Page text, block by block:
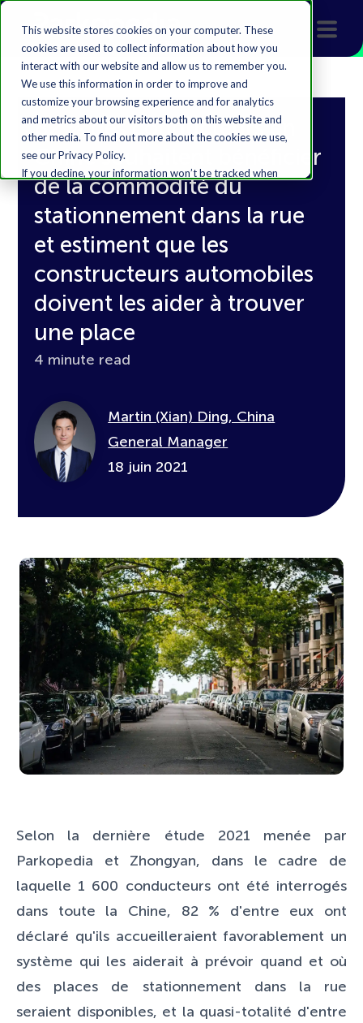
This website stores cookies on your computer. These
cookies are used to collect information about how you
interact with our website and allow us to remember you.
We use this information in order to improve and
customize your browsing experience and for analytics
and metrics about our visitors both on this website and
other media. To find out more about the cookies we use,
see our Privacy Policy.
If you decline, your information won’t be tracked when
you visit this website. A single cookie will be used in your
browser to remember your preference not to be
tracked.
Accept Decline
82 % des conducteurs en
Chine souhaitent bénéficier
de la commodité du
stationnement dans la rue
et estiment que les
constructeurs automobiles
doivent les aider à trouver
une place
4 minute read
Martin (Xian) Ding, China
General Manager
18 juin 2021
Selon la dernière étude 2021 menée par
Parkopedia et Zhongyan, dans le cadre de
laquelle 1 600 conducteurs ont été interrogés
dans toute la Chine, 82 % d'entre eux ont
déclaré qu'ils accueilleraient favorablement un
système qui les aiderait à prévoir quand et où
des places de stationnement dans la rue
seraient disponibles, et la quasi-totalité d'entre